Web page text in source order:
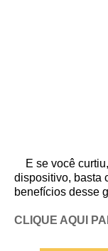
E se você
dispositivo, basta
benefícios desse
CLIQUE AQUI